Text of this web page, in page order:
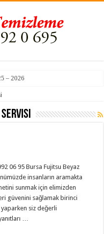
– 2026
06 95 Bursa Fujitsu Beyaz
insanların aramakta
sunmak için elimizden
güvenini sağlamak birinci
siz değerli
…